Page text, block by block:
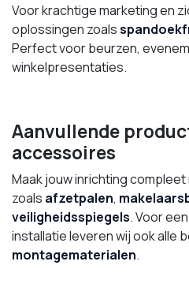
Voor krachtige marketing en
oplossingen zoals
Perfect voor beurzen,
winkelpresentaties.
Aanvullende
accessoires
Maak jouw inrichting
zoals afzetpalen,
veiligheidsspiegels. Voor
installatie leveren wij ook alle
montagematerialen.